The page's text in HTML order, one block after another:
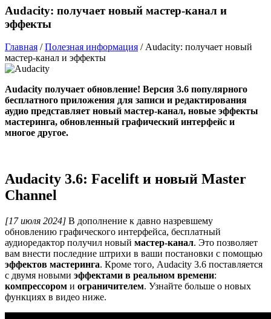
Audacity: получает новый мастер-канал и
эффекты
Главная /Полезная информация /Audacity: получает новый
мастер-канал и эффекты
Audacity получает обновление! Версия 3.6 популярного
бесплатного приложения для записи и редактирования
аудио представляет новый мастер-канал, новые эффекты
мастеринга, обновленный графический интерфейс и
многое другое.
Audacity 3.6: Facelift и новый Master
Channel
[17 июля 2024] В дополнение к давно назревшему
обновлению графического интерфейса, бесплатный
аудиоредактор получил новый мастер-канал. Это позволяет
вам внести последние штрихи в ваши постановки с помощью
эффектов мастеринга. Кроме того, Audacity 3.6 поставляется
с двумя новыми эффектами в реальном времени:
компрессором и ограничителем. Узнайте больше о новых
функциях в видео ниже.